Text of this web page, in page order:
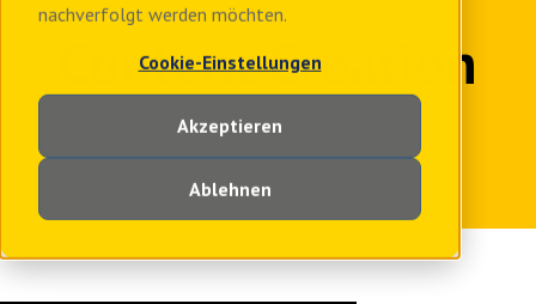
nachverfolgt werden möchten.
Cookie-Einstellungen
Akzeptieren
Ablehnen
Content Creation